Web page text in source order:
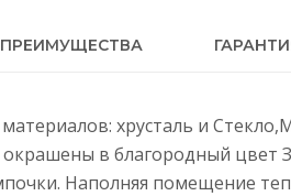
хрусталь и
в благородный
Наполняя помещение